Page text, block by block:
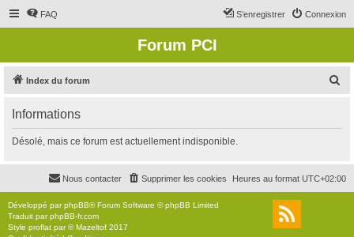
FAQ Connexion
S’enregistrer
Forum PCI
Index du forum
r
c
Informations
Désolé, mais ce forum est actuellement indisponible.
Heures au format UTC+02:00
Supprimer les cookies
Nous contacter
Développé parphpBB® Forum Software © phpBB Limited
Traduit parphpBB-fr.com
Style proflat par ©Mazeltof 2017